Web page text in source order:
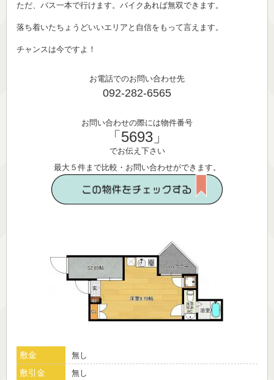
ただ、バス一本で行けます。バイクあれば無双できます。
落ち着いたちょうどいいエリアと自信をもって言えます。
チャンスは今ですよ！
お電話でのお問い合わせ先
092-282-6565
お問い合わせの際には物件番号
「5693」
でお伝え下さい
最大５件まで比較・お問い合わせができます。
敷金 無し
敷引金 無し